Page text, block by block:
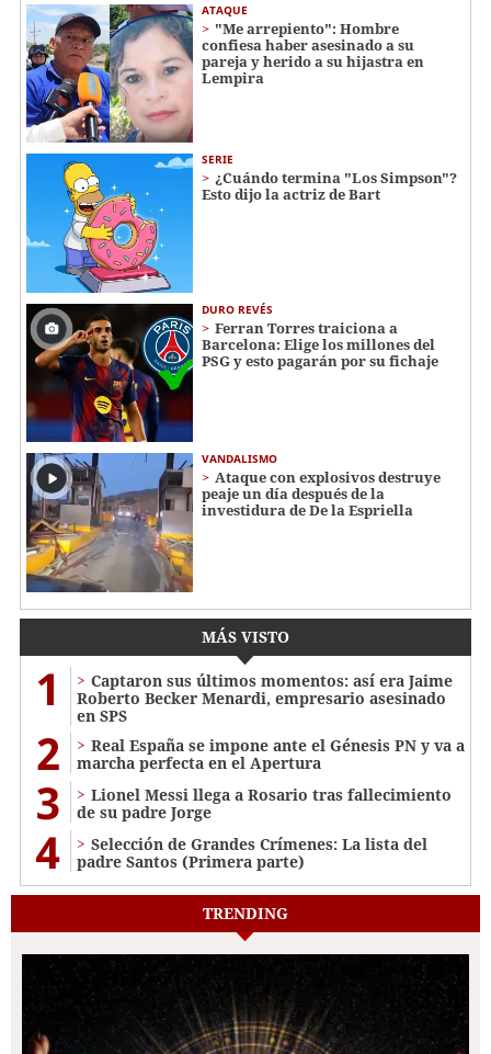
ATAQUE
"Me arrepiento": Hombre
confiesa haber asesinado a su
pareja y herido a su hijastra en
Lempira
SERIE
¿Cuándo termina "Los Simpson"?
Esto dijo la actriz de Bart
DURO REVÉS
Ferran Torres traiciona a
Barcelona: Elige los millones del
PSG y esto pagarán por su fichaje
VANDALISMO
Ataque con explosivos destruye
peaje un día después de la
investidura de De la Espriella
MÁS VISTO
1
Captaron sus últimos momentos: así era Jaime
Roberto Becker Menardi​​​, empresario asesinado
en SPS
2
Real España se impone ante el Génesis PN y va a
marcha perfecta en el Apertura
3
Lionel Messi llega a Rosario tras fallecimiento
de su padre Jorge
4
Selección de Grandes Crímenes: La lista del
padre Santos (Primera parte)
TRENDING